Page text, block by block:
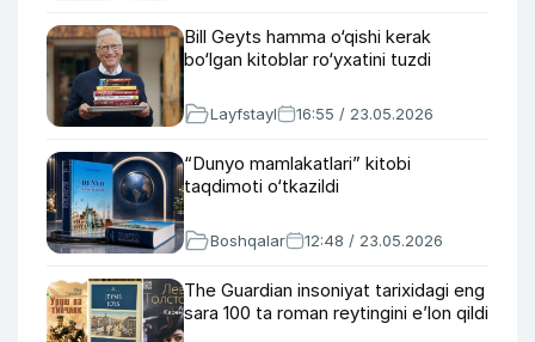
Bill Geyts hamma o‘qishi kerak
bo‘lgan kitoblar ro‘yxatini tuzdi
Layfstayl 16:55 / 23.05.2026
“Dunyo mamlakatlari” kitobi
taqdimoti o‘tkazildi
Boshqalar 12:48 / 23.05.2026
The Guardian insoniyat tarixidagi eng
sara 100 ta roman reytingini e’lon qildi